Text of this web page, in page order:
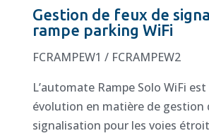
Gestion de feux de
rampe parking WiFi
FCRAMPEW1 / FCRAMPEW2
L’automate Rampe Solo WiFi
évolution en matière de gestion
signalisation pour les voies